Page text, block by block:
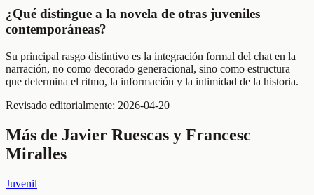
¿Qué distingue a la novela de otras juveniles
contemporáneas?
Su principal rasgo distintivo es la integración formal del chat en la
narración, no como decorado generacional, sino como estructura
que determina el ritmo, la información y la intimidad de la historia.
Revisado editorialmente: 2026-04-20
Más de Javier Ruescas y Francesc
Miralles
Juvenil